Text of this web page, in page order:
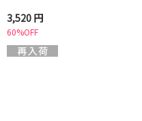
3,520 円
60%OFF